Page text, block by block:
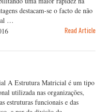
destacam-se o facto de não
…
Read Article
A Estrutura Matricial é um tipo
utilizada nas organizações,
estruturas funcionais e das